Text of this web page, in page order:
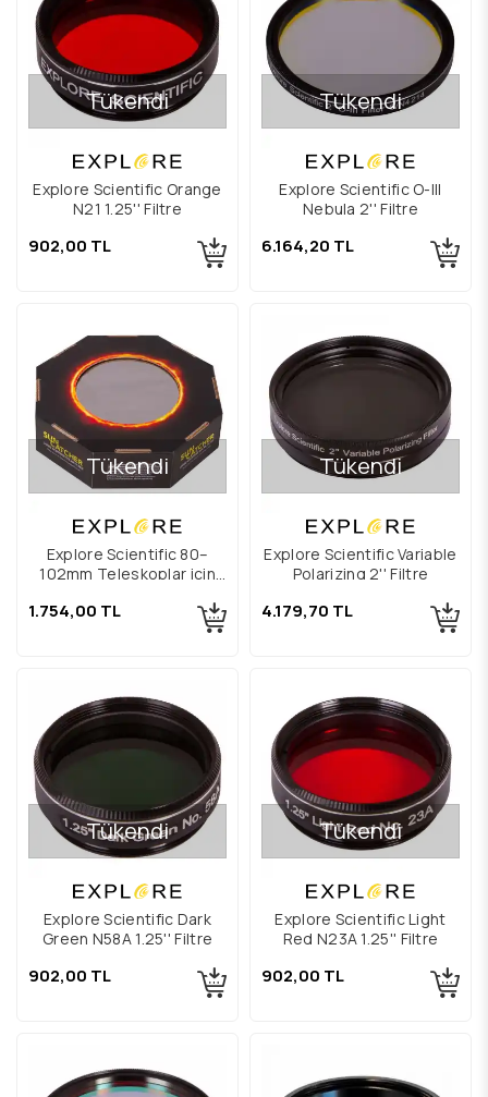
Tükendi
Explore Scientific Orange
N21 1.25'' Filtre
902,00 TL
Tükendi
Explore Scientific O-III
Nebula 2'' Filtre
6.164,20 TL
Tükendi
Explore Scientific 80–
102mm Teleskoplar için
1.754,00 TL
Tükendi
Explore Scientific Variable
Polarizing 2'' Filtre
4.179,70 TL
Tükendi
Explore Scientific Dark
Green N58A 1.25'' Filtre
902,00 TL
Tükendi
Explore Scientific Light
Red N23A 1.25'' Filtre
902,00 TL